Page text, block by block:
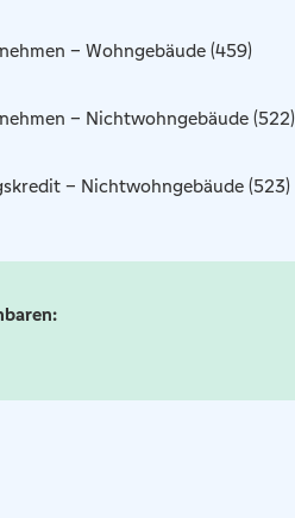
– Wohngebäude (459)
– Nichtwohngebäude (522)
– Nichtwohngebäude (523)